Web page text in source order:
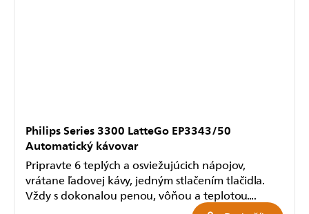
Philips Series 3300 LatteGo EP3343/50
Automatický kávovar
Pripravte 6 teplých a osviežujúcich nápojov,
vrátane ľadovej kávy, jedným stlačením tlačidla.
Vždy s dokonalou penou, vôňou a teplotou....